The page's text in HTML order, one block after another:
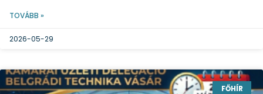
TOVÁBB »
2026-05-29
FŐHÍR